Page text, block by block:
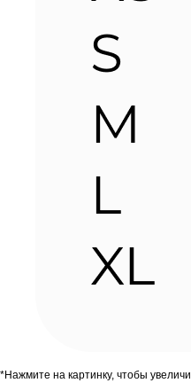
*Нажмите на картинку, чтобы